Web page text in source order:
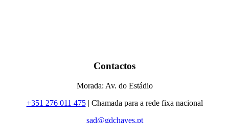
Contactos
Morada: Av. do Estádio
+351 276 011 475| Chamada para a rede fixa nacional
sad@gdchaves.pt